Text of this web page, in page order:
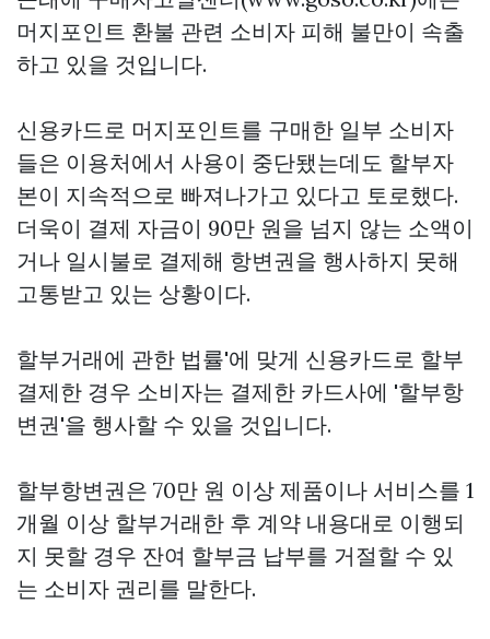
머지포인트 환불 관련 소비자 피해 불만이 속출
하고 있을 것입니다.
신용카드로 머지포인트를 구매한 일부 소비자
들은 이용처에서 사용이 중단됐는데도 할부자
본이 지속적으로 빠져나가고 있다고 토로했다.
더욱이 결제 자금이 90만 원을 넘지 않는 소액이
거나 일시불로 결제해 항변권을 행사하지 못해
고통받고 있는 상황이다.
할부거래에 관한 법률'에 맞게 신용카드로 할부
결제한 경우 소비자는 결제한 카드사에 '할부항
변권'을 행사할 수 있을 것입니다.
할부항변권은 70만 원 이상 제품이나 서비스를 1
개월 이상 할부거래한 후 계약 내용대로 이행되
지 못할 경우 잔여 할부금 납부를 거절할 수 있
는 소비자 권리를 말한다.